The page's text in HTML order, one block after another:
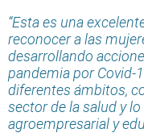
“Esta es una
reconocer a las
desarrollando
pandemia por Covid-
diferentes ámbitos,
sector de la salud y
agroempresarial y